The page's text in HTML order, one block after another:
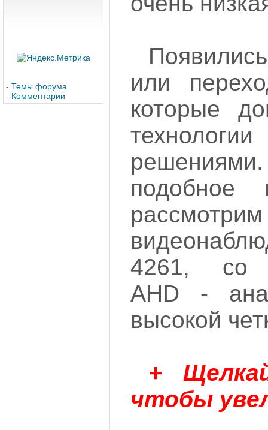
- Темы форума
- Комментарии
или
которые
4261, со
AHD -
высокой
+
чтобы